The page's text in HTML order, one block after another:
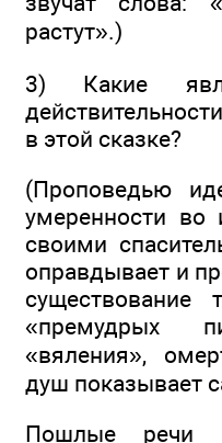
растут».)
3) Какие
в этой сказке?
(Проповедью
умеренности во
своими
оправдывает и
существование
«премудрых
«вяления»,
душ показывает
Пошлые речи